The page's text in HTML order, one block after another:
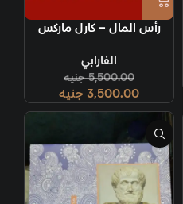
رأس المال – كارل ماركس
الفارابي
5,500.00 جنيه
3,500.00 جنيه